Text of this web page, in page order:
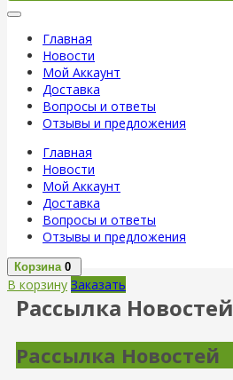
Главная
Новости
Мой Аккаунт
Доставка
Вопросы и ответы
Отзывы и предложения
Главная
Новости
Мой Аккаунт
Доставка
Вопросы и ответы
Отзывы и предложения
Корзина 0
В корзину Заказать
Рассылка Новостей
Рассылка Новостей